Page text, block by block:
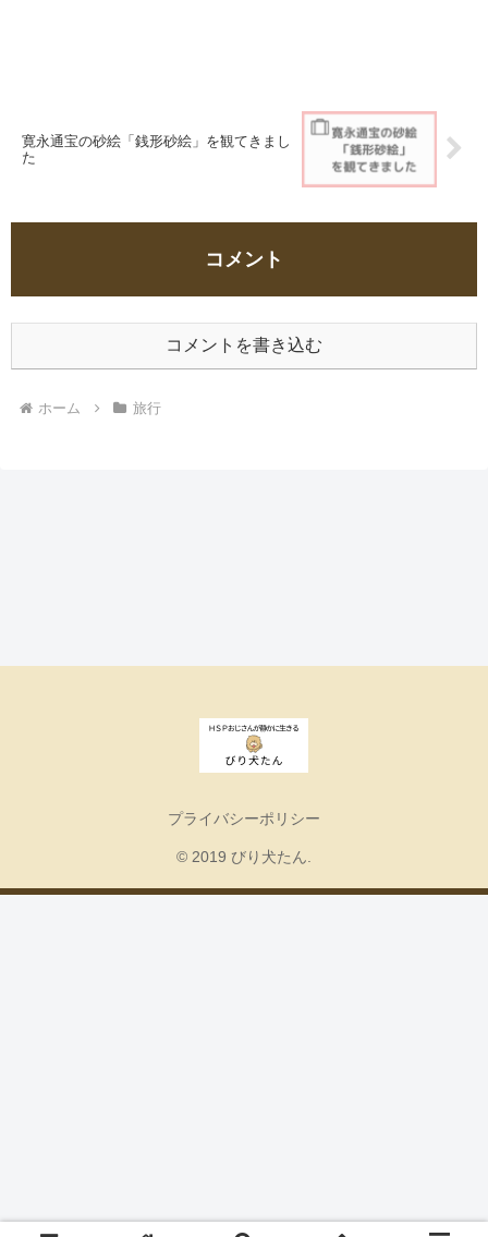
寛永通宝の砂絵「銭形砂絵」を観てきまし
た
コメント
コメントを書き込む
ホーム 旅行
プライバシーポリシー
© 2019 びり犬たん.